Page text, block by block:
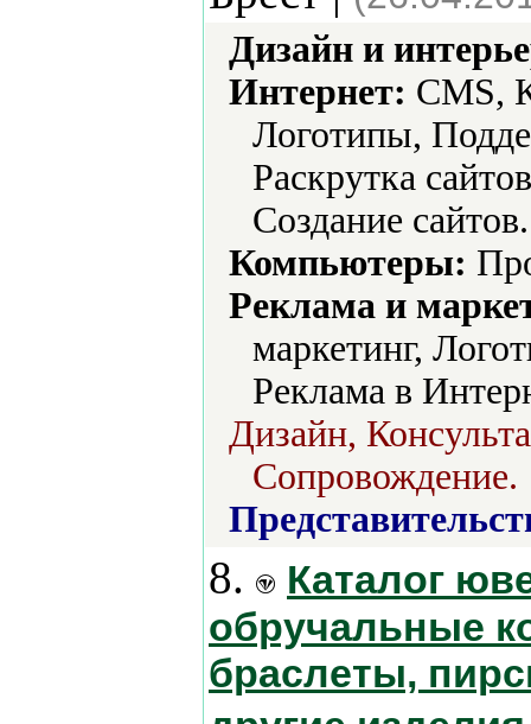
Дизайн и
Интернет: CMS,
Логотипы,
Раскрутка
Создание
Компьютеры:
Реклама и
маркетинг,
Реклама в
Дизайн,
Сопровождение.
8.
Каталог
обручальные
браслеты,